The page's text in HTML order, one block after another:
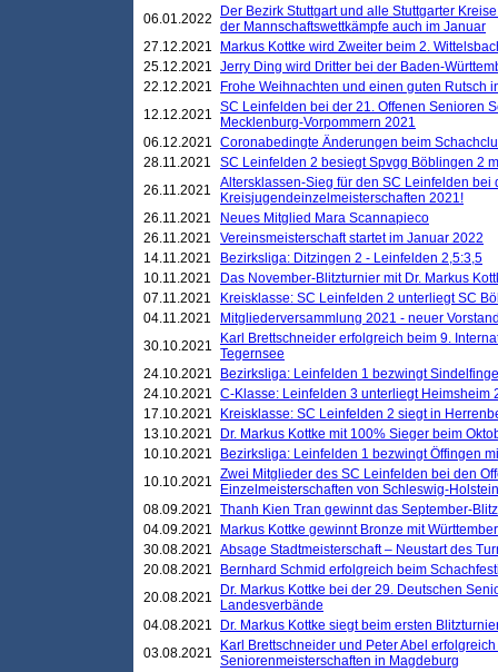
06.01.2022
Der Bezirk Stuttgart und alle Stuttgarter
der Mannschaftswettkämpfe auch im Januar
27.12.2021
Markus Kottke wird Zweiter beim 2.
25.12.2021 Jerry Ding wird Dritter bei der Baden-
22.12.2021
Frohe Weihnachten und einen guten Rutsch
12.12.2021 SC Leinfelden bei der 21. Offenen Senioren
Mecklenburg-Vorpommern 2021
06.12.2021 Coronabedingte Änderungen beim
28.11.2021
SC Leinfelden 2 besiegt Spvgg Böblingen 2
26.11.2021
Altersklassen-Sieg für den SC Leinfelden bei
Kreisjugendeinzelmeisterschaften 2021!
26.11.2021
Neues Mitglied Mara Scannapieco
26.11.2021
Vereinsmeisterschaft startet im Januar 2022
14.11.2021
Bezirksliga: Ditzingen 2 - Leinfelden 2,5:3,5
10.11.2021
Das November-Blitzturnier mit Dr. Markus
07.11.2021
Kreisklasse: SC Leinfelden 2 unterliegt SC
04.11.2021
Mitgliederversammlung 2021 - neuer
30.10.2021
Karl Brettschneider erfolgreich beim 9.
Tegernsee
24.10.2021
Bezirksliga: Leinfelden 1 bezwingt
24.10.2021 C-Klasse: Leinfelden 3 unterliegt Heimsheim
17.10.2021
Kreisklasse: SC Leinfelden 2 siegt in
13.10.2021
Dr. Markus Kottke mit 100% Sieger beim
10.10.2021
Bezirksliga: Leinfelden 1 bezwingt Öffingen
10.10.2021 Zwei Mitglieder des SC Leinfelden bei den
Einzelmeisterschaften von Schleswig-
08.09.2021 Thanh Kien Tran gewinnt das September-
04.09.2021
Markus Kottke gewinnt Bronze mit
30.08.2021 Absage Stadtmeisterschaft – Neustart des
20.08.2021
Bernhard Schmid erfolgreich beim
20.08.2021
Dr. Markus Kottke bei der 29. Deutschen
Landesverbände
04.08.2021
Dr. Markus Kottke siegt beim ersten
03.08.2021
Karl Brettschneider und Peter Abel
Seniorenmeisterschaften in Magdeburg